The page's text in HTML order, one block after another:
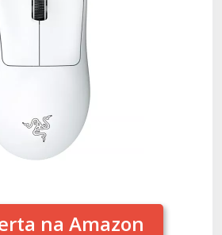
na Amazon